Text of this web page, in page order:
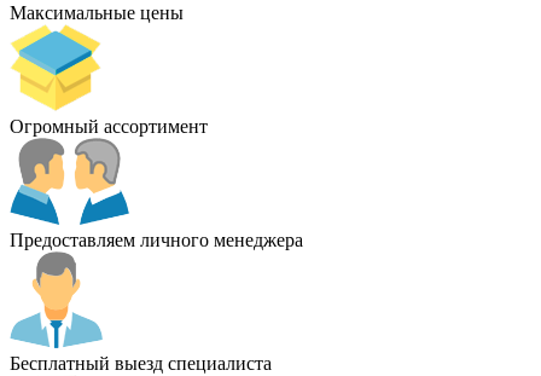
Максимальные цены
Огромный ассортимент
Предоставляем личного менеджера
Бесплатный выезд специалиста